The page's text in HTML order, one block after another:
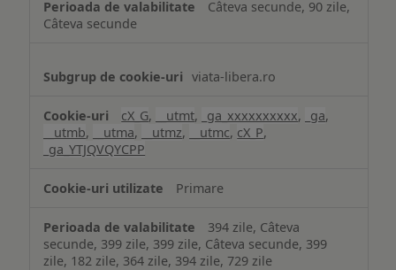
Câteva secunde, 90 zile,
Câteva secunde
viata-libera.ro
cX_G, __utmt, _ga_xxxxxxxxxx, _ga,
__utmb, __utma, __utmz, __utmc, cX_P,
_ga_YTJQVQYCPP
Primare
394 zile, Câteva
secunde, 399 zile, 399 zile, Câteva secunde, 399
zile, 182 zile, 364 zile, 394 zile, 729 zile